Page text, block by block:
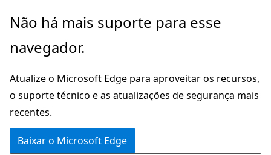
Pular
o
principal
Não há mais suporte para esse
navegador.
Atualize o Microsoft Edge para aproveitar os recursos,
o suporte técnico e as atualizações de segurança mais
recentes.
Baixar o Microsoft Edge